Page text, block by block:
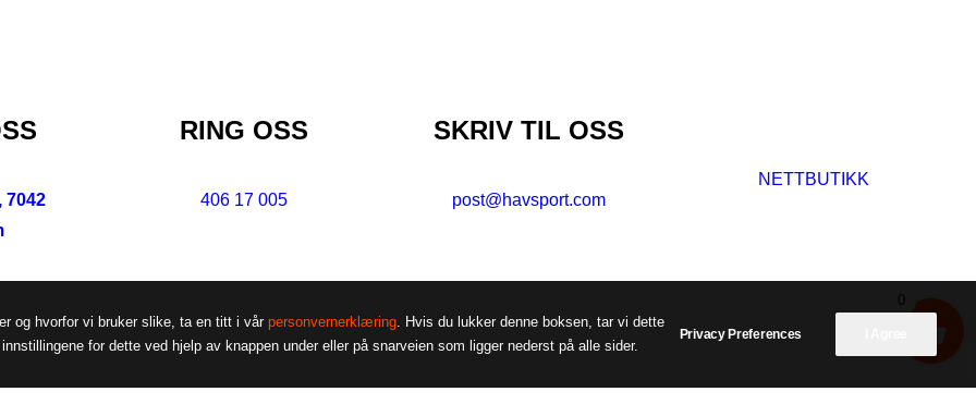
7042
RING OSS
406 17 005
SKRIV TIL OSS
post@havsport.com
NETTBUTIKK
og hvorfor vi bruker slike, ta en titt i vår personvernerklæring. Hvis du lukker denne boksen, tar vi dette
for dette ved hjelp av knappen under eller på snarveien som ligger nederst på alle sider.
Privacy Preferences
0